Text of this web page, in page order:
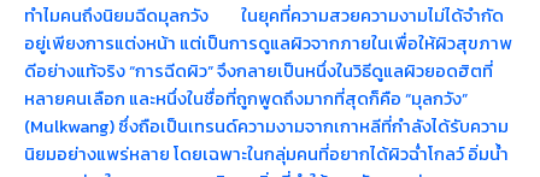
ทำไมคนถึงนิยมฉีดมุลกวัง ในยุคที่ความสวยความงามไม่ได้จำกัด
อยู่เพียงการแต่งหน้า แต่เป็นการดูแลผิวจากภายในเพื่อให้ผิวสุขภาพ
ดีอย่างแท้จริง “การฉีดผิว” จึงกลายเป็นหนึ่งในวิธีดูแลผิวยอดฮิตที่
หลายคนเลือก และหนึ่งในชื่อที่ถูกพูดถึงมากที่สุดก็คือ “มุลกวัง”
(Mulkwang) ซึ่งถือเป็นเทรนด์ความงามจากเกาหลีที่กำลังได้รับความ
นิยมอย่างแพร่หลาย โดยเฉพาะในกลุ่มคนที่อยากได้ผิวฉ่ำโกลว์ อิ่มน้ำ